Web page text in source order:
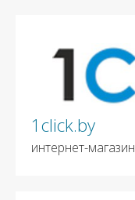
1click.by
интернет-магазин